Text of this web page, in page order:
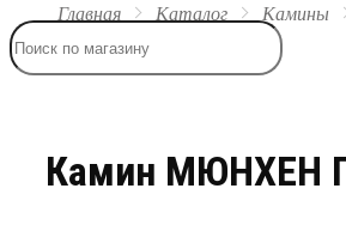
Главная Каталог Камины
Камин МЮНХЕН